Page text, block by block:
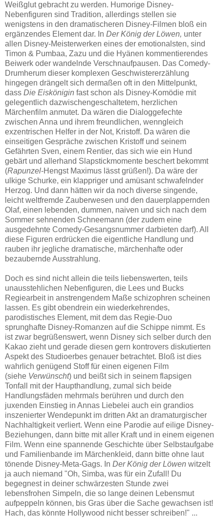
Weißglut gebracht zu werden. Humorige Disney-
Nebenfiguren sind Tradition, allerdings stellen sie
wenigstens in den dramatischeren Disney-Filmen bloß ein
ergänzendes Element dar. In Der König der Löwen, unter
allen Disney-Meisterwerken eines der emotionalsten, sind
Timon & Pumbaa, Zazu und die Hyänen kommentierendes
Beiwerk oder wandelnde Verschnaufpausen. Das Comedy-
Drumherum dieser komplexen Geschwistererzählung
hingegen drängelt sich dermaßen oft in den Mittelpunkt,
dass Die Eiskönigin fast schon als Disney-Komödie mit
gelegentlich dazwischengeschaltetem, herzlichen
Märchenfilm anmutet. Da wären die Dialoggefechte
zwischen Anna und ihrem freundlichen, wenngleich
exzentrischen Helfer in der Not, Kristoff. Da wären die
einseitigen Gespräche zwischen Kristoff und seinem
Gefährten Sven, einem Rentier, das sich wie ein Hund
gebärt und allerhand Slapstickmomente beschert bekommt
(Rapunzel-Hengst Maximus lässt grüßen!). Da wäre der
ulkige Schurke, ein klappriger und amüsant schwafelnder
Herzog. Und dann hätten wir da noch diverse singende,
leicht weltfremde Zauberwesen und den dauerplappernden
Olaf, einen lebenden, dummen, naiven und sich nach dem
Sommer sehnenden Schneemann (der zudem eine
ausgedehnte Comedy-Gesangsnummer darbieten darf). All
diese Figuren erdrücken die eigentliche Handlung und
rauben ihr jegliche dramatische, märchenhafte oder
bezaubernde Ausstrahlung.
Doch es sind nicht allein die teils liebenswerten, teils
unausstehlichen Nebenfiguren, die Lees und Bucks
Regiearbeit in anstrengendem Maße schizophren scheinen
lassen. Es gibt obendrein ein wiederkehrendes,
parodistisches Element, mit dem das Regie-Duo
sprunghafte Disney-Romanzen auf die Schippe nimmt. Es
ist zwar begrüßenswert, wenn Disney sich selber durch den
Kakao zieht und gerade diesen gern kontrovers diskutierten
Aspekt des Studioerbes genauer betrachtet. Bloß ist dies
wahrlich genügend Stoff für einen eigenen Film
(siehe Verwünscht) und beißt sich in seinem flapsigen
Tonfall mit der Haupthandlung, zumal sich beide
Handlungsfäden mehrmals berühren und durch den
juxenden Einstieg in Annas Liebelei auch ein grandios
inszenierter Wendepunkt im dritten Akt an dramaturgischer
Nachhaltigkeit verliert. Wenn eine Parodie auf eilige Disney-
Beziehungen, dann bitte mit aller Kraft und in einem eigenen
Film. Wenn eine spannende Geschichte über Selbstaufgabe
und Familienbande im Märchenkleid, dann bitte ohne laut
tönende Disney-Meta-Gags. In Der König der Löwen witzelt
ja auch niemand "Oh, Simba, was für ein Zufall! Du
begegnest in deiner schwärzesten Stunde zwei
lebensfrohen Simpeln, die so lange deinen Lebensmut
aufpeppeln können, bis Gras über die Sache gewachsen ist!
Hach, das könnte Hollywood nicht besser schreiben!" ...